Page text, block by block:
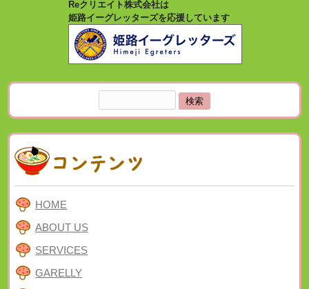
Reクリエイト株式会社は
姫路イーグレッターズを応援しています
索:
HOME
ABOUT US
SERVICES
GARELLY